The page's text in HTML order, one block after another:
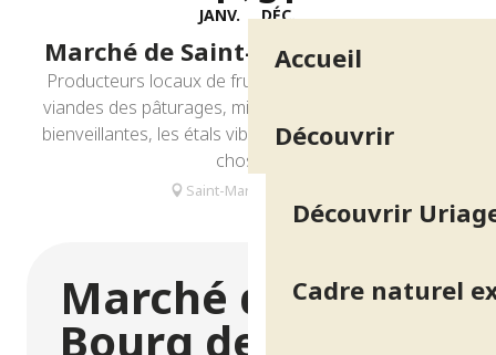
Accueil
Découvrir
Découvrir
Cadre naturel
JANV. DÉC.
Marché de Saint-Martin-d'Uriage
Producteurs locaux de fruits et légumes, fromages,
viandes des pâturages, miels... sous nos montagnes
bienveillantes, les étals vibrent forcément de bonnes
choses !
Saint-Martin-d'Uriage
Marché du
Bourg de